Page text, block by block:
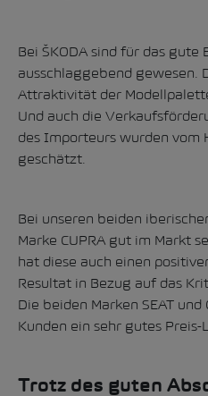
Bei ŠKODA sind für das
ausschlaggebend gewesen.
Attraktivität der
Und auch die
des Importeurs wurden
geschätzt.
Bei unseren beiden
Marke CUPRA gut im Markt
hat diese auch einen
Resultat in Bezug auf das
Die beiden Marken SEAT
Kunden ein sehr gutes Preis-
Trotz des guten